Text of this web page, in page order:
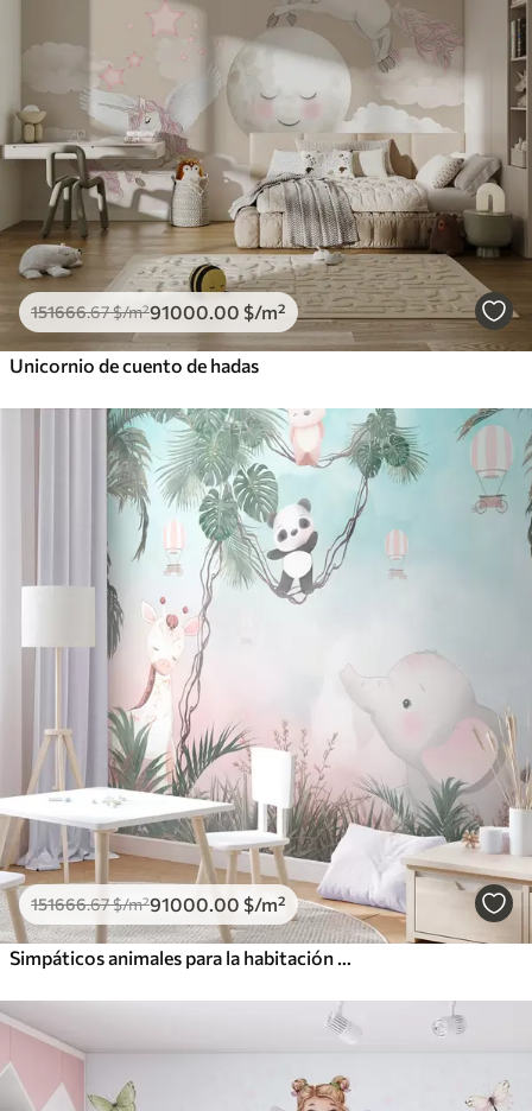
151666.67$/m²91000 .00 $/m²
Unicornio de cuento de hadas
151666.67$/m²91000 .00 $/m²